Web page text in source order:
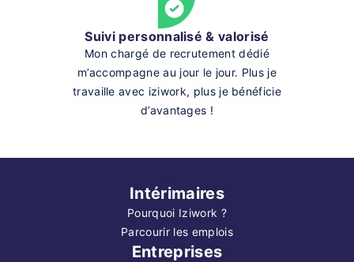
Suivi personnalisé & valorisé
Mon chargé de recrutement dédié
m’accompagne au jour le jour. Plus je
travaille avec iziwork, plus je bénéficie
d’avantages !
Intérimaires
Pourquoi Iziwork ?
Parcourir les emplois
Entreprises